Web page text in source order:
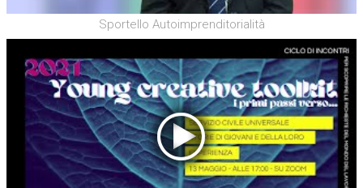
Sportello Autoimprenditorialità